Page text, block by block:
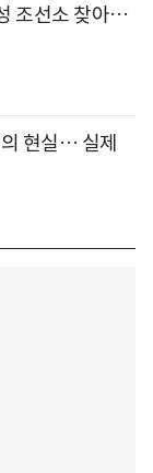
조선소 찾아…
현실… 실제